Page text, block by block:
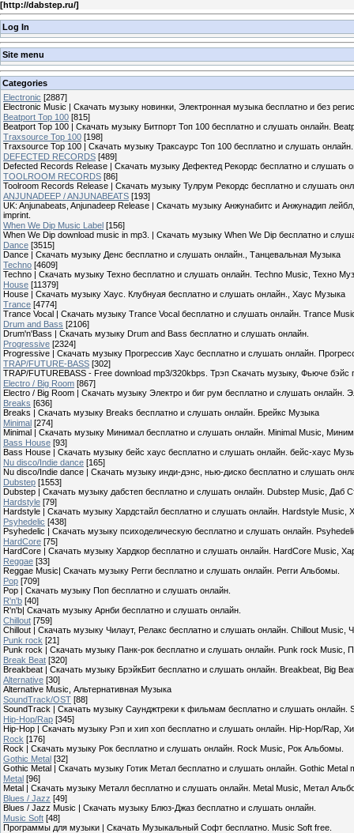
[http://dabstep.ru/]
Log In
Site menu
Categories
Electronic [2887]
Electronic Music | Скачать музыку новинки, Электронная музыка бесплатно и без
Beatport Top 100 [815]
Beatport Top 100 | Скачать музыку Битпорт Топ 100 бесплатно и слушать онлайн.
Traxsource Top 100 [198]
Traxsource Top 100 | Скачать музыку Траксаурс Топ 100 бесплатно и слушать
DEFECTED RECORDS [489]
Defected Records Release | Скачать музыку Дефектед Рекордс бесплатно и слушать
TOOLROOM RECORDS [86]
Toolroom Records Release | Скачать музыку Тулрум Рекордс бесплатно и слушать
ANJUNADEEP / ANJUNABEATS [193]
UK: Anjunabeats, Anjunadeep Release | Скачать музыку Анжунабитс и Анжунадип
imprint.
When We Dip Music Label [156]
When We Dip download music in mp3. | Скачать музыку When We Dip бесплатно и
Dance [3515]
Dance | Скачать музыку Денс бесплатно и слушать онлайн., Танцевальная Музыка
Techno [4609]
Techno | Скачать музыку Техно бесплатно и слушать онлайн. Techno Music, Техно
House [11379]
House | Скачать музыку Хаус. Клубнуая бесплатно и слушать онлайн., Хаус Музыка
Trance [4774]
Trance Vocal | Скачать музыку Trance Vocal бесплатно и слушать онлайн. Trance
Drum and Bass [2106]
Drum'n'Bass | Скачать музыку Drum and Bass бесплатно и слушать онлайн.
Progressive [2324]
Progressive | Скачать музыку Прогрессив Хаус бесплатно и слушать онлайн.
TRAP/FUTURE-BASS [302]
TRAP/FUTUREBASS - Free download mp3/320kbps. Трэп Скачать музыку, Фьюче бэйс
Electro / Big Room [867]
Electro / Big Room | Скачать музыку Электро и биг рум бесплатно и слушать онлайн.
Breaks [636]
Breaks | Скачать музыку Breaks бесплатно и слушать онлайн. Брейкс Музыка
Minimal [274]
Minimal | Скачать музыку Минимал бесплатно и слушать онлайн. Minimal Music,
Bass House [93]
Bass House | Скачать музыку бейс хаус бесплатно и слушать онлайн. бейс-хаус
Nu disco/Indie dance [165]
Nu disco/Indie dance | Скачать музыку инди-дэнс, нью-диско бесплатно и слушать
Dubstep [1553]
Dubstep | Скачать музыку дабстеп бесплатно и слушать онлайн. Dubstep Music, Даб
Hardstyle [79]
Hardstyle | Скачать музыку Хардстайл бесплатно и слушать онлайн. Hardstyle Music,
Psyhedelic [438]
Psyhedelic | Скачать музыку психоделическую бесплатно и слушать онлайн.
HardCore [75]
HardCore | Скачать музыку Хардкор бесплатно и слушать онлайн. HardCore Music,
Reggae [33]
Reggae Music| Скачать музыку Регги бесплатно и слушать онлайн. Регги Альбомы.
Pop [709]
Pop | Скачать музыку Поп бесплатно и слушать онлайн.
R'n'b [40]
R'n'b| Скачать музыку Арнби бесплатно и слушать онлайн.
Chillout [759]
Chillout | Скачать музыку Чилаут, Релакс бесплатно и слушать онлайн. Chillout Music,
Punk rock [21]
Punk rock | Скачать музыку Панк-рок бесплатно и слушать онлайн. Punk rock Music,
Break Beat [320]
Breakbeat | Скачать музыку БрэйкБит бесплатно и слушать онлайн. Breakbeat, Big
Alternative [30]
Alternative Music, Альтернативная Музыка
SoundTrack/OST [88]
SoundTrack | Скачать музыку Саунджтреки к фильмам бесплатно и слушать онлайн.
Hip-Hop/Rap [345]
Hip-Hop | Скачать музыку Рэп и хип хоп бесплатно и слушать онлайн. Hip-Hop/Rap,
Rock [176]
Rock | Скачать музыку Рок бесплатно и слушать онлайн. Rock Music, Рок Альбомы.
Gothic Metal [32]
Gothic Metal | Скачать музыку Готик Метал бесплатно и слушать онлайн. Gothic Metal
Metal [96]
Metal | Скачать музыку Металл бесплатно и слушать онлайн. Metal Music, Метал
Blues / Jazz [49]
Blues / Jazz Music | Скачать музыку Блюз-Джаз бесплатно и слушать онлайн.
Music Soft [48]
Программы для музыки | Скачать Музыкальный Софт бесплатно. Music Soft free.